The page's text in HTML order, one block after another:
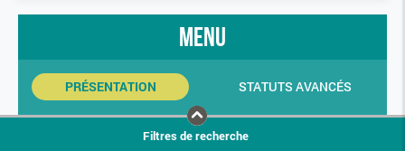
menu
PRÉSENTATION STATUTS AVANCÉS
INDICATEURS SINP
PHOTOS
Filtres de recherche